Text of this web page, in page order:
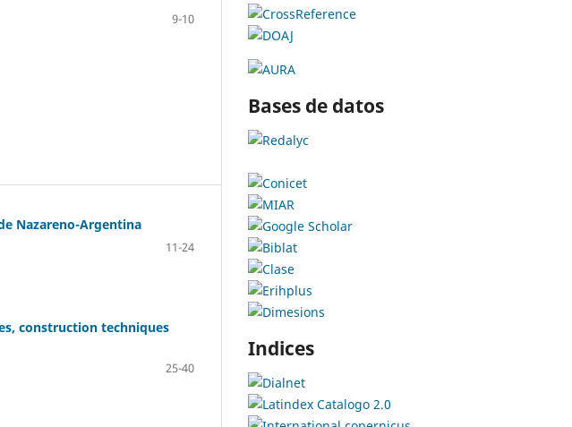
9-10
Nazareno-Argentina
11-24
construction techniques
25-40
Bases de datos
Indices